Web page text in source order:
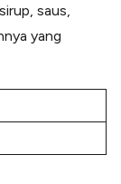
saus,
yang